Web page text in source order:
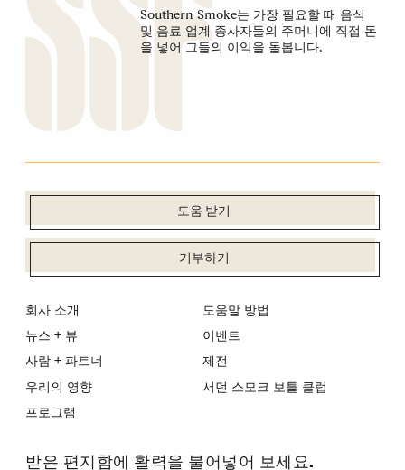
Southern Smoke는 가장 필요할 때 음식
및 음료 업계 종사자들의 주머니에 직접 돈
을 넣어 그들의 이익을 돌봅니다.
도움 받기
기부하기
회사 소개
뉴스 + 뷰
사람 + 파트너
우리의 영향
프로그램
도움말 방법
이벤트
제전
서던 스모크 보틀 클럽
받은 편지함에 활력을 불어넣어 보세요.